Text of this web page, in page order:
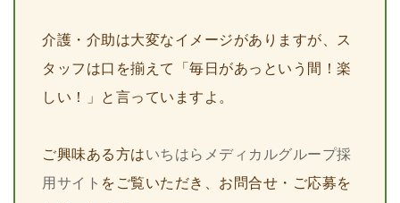
介護・介助は大変なイメージがありますが、ス
タッフは口を揃えて「毎日があっという間！楽
しい！」と言っていますよ。
ご興味ある方はいちはらメディカルグループ採
用サイト をご覧いただき、お問合せ・ご応募を